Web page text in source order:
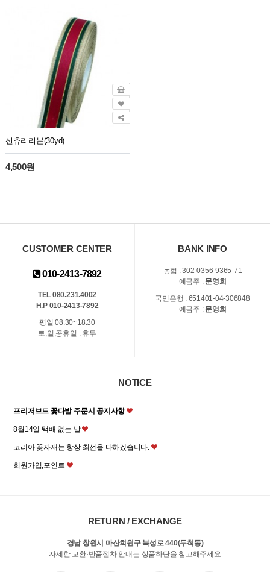
신츄리리본(30yd)
4,500원
CUSTOMER CENTER
010-2413-7892
TEL 080.231.4002
H.P 010-2413-7892
평일 08:30~18:30
토,일,공휴일 : 휴무
BANK INFO
농협 : 302-0356-9365-71
예금주 : 문영희
국민은행 : 651401-04-306848
예금주 : 문영희
NOTICE
프리저브드 꽃다발 주문시 공지사항
8월14일 택배 없는 날
코리아 꽃자재는 항상 최선을 다하겠습니다.
회원가입,포인트
RETURN / EXCHANGE
경남 창원시 마산회원구 북성로 440(두척동)
자세한 교환·반품절차 안내는 상품하단을 참고해주세요